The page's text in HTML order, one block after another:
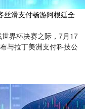
丝滑支付畅游阿根廷全
界杯决赛之际，7月17
与拉丁美洲支付科技公